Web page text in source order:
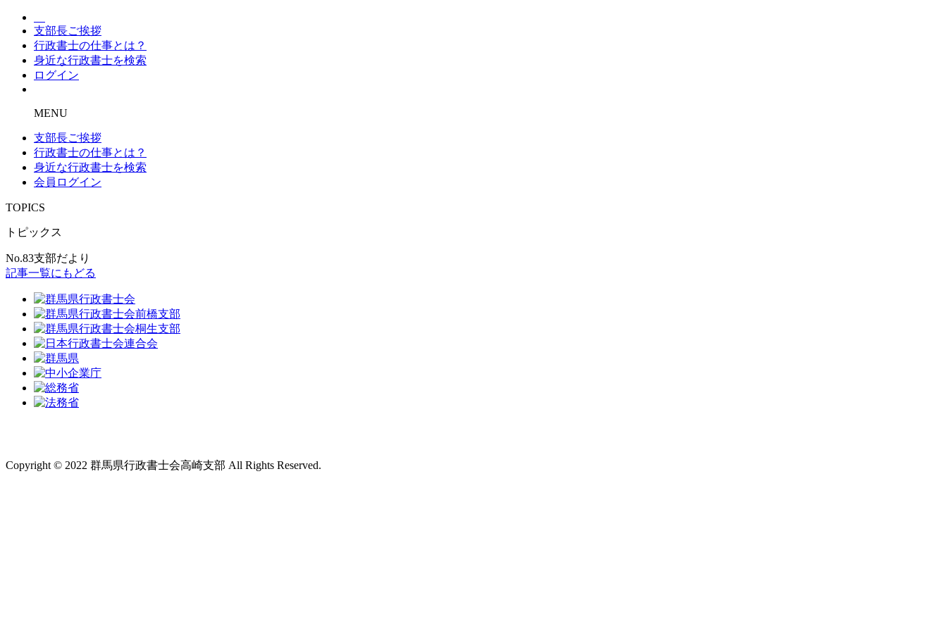
支部長ご挨拶
行政書士の仕事とは？
身近な行政書士を検索
ログイン
MENU
支部長ご挨拶
行政書士の仕事とは？
身近な行政書士を検索
会員ログイン
TOPICS
トピックス
No.83支部だより
記事一覧にもどる
Copyright © 2022 群馬県行政書士会高崎支部 All Rights Reserved.